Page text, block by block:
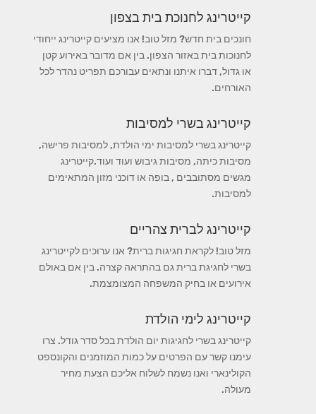
קייטרינג לחנוכת בית בצפון
חונכים בית חדש? מזל טוב! אנו מציעים קייטרינג ייחודי
לחנוכות בית באזור הצפון. בין אם מדובר באירוע קטן
או גדול, דברו איתנו ונתאים עבורכם תפריט נהדר לכל
האורחים.
קייטרינג בשרי למסיבות
קייטרינג בשרי למסיבות ימי הולדת, למסיבות פרישה,
מסיבות כיתה, מסיבות גיבוש ועוד ועוד.קייטרינג
מגשים מסתובבים , בופה או דוכני מזון המתאימים
למסיבות.
קייטרינג לברית צהריים
מזל טוב! לקראת חגיגות ברית? אנו ערוכים לקייטרינג
בשרי לחגיגת ברית גם בהתראה קצרה. בין אם באולם
אירועים או בחיק המשפחה המצומצמת.
קייטרינג לימי הולדת
קייטרינג בשרי לחגיגות יום הולדת בכל סדר גודל. צרו
עימנו קשר עם הפרטים על כמות המוזמנים והקונספט
הקולינארי ואנו נשמח לשלוח אליכם הצעת מחיר
מעולה.